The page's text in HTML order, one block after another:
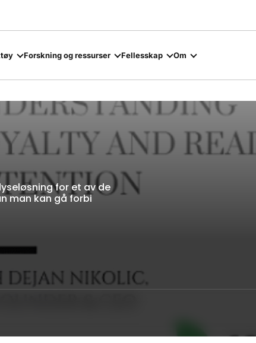
Forskning og ressurser Fellesskap Om
for et av de
man kan gå forbi